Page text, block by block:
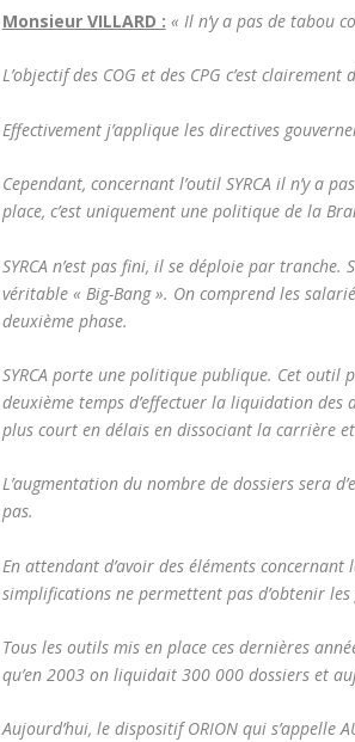
Monsieur VILLARD : « Il n’y a pas de tabou
L’objectif des COG et des CPG c’est
Effectivement j’applique les directives
Cependant, concernant l’outil SYRCA il n’y a
place, c’est uniquement une politique de la
SYRCA n’est pas fini, il se déploie par
véritable « Big-Bang ». On comprend les
deuxième phase.
SYRCA porte une politique publique. Cet
deuxième temps d’effectuer la liquidation des
plus court en délais en dissociant la carrière
L’augmentation du nombre de dossiers sera
pas.
En attendant d’avoir des éléments
simplifications ne permettent pas d’obtenir
Tous les outils mis en place ces dernières
qu’en 2003 on liquidait 300 000 dossiers et
Aujourd’hui, le dispositif ORION qui s’appelle